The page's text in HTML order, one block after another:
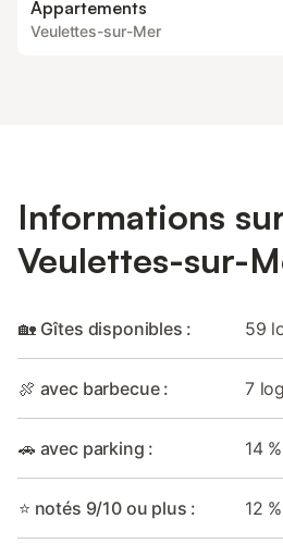
Appartements
Veulettes-sur-Mer
Informations
Veulettes-sur-
🏡 Gîtes disponibles : 59
🍖 avec barbecue : 7
🚗 avec parking : 14 %
⭐ notés 9/10 ou plus : 12 %